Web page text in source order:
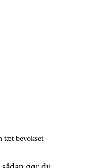
tæt bevokset